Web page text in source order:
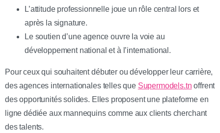
L’attitude professionnelle joue un rôle central lors et
après la signature.
Le soutien d’une agence ouvre la voie au
développement national et à l’international.
Pour ceux qui souhaitent débuter ou développer leur carrière,
des agences internationales telles que Supermodels.tn offrent
des opportunités solides. Elles proposent une plateforme en
ligne dédiée aux mannequins comme aux clients cherchant
des talents.